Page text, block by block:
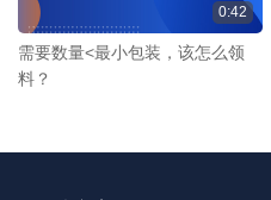
0:42
需要数量<最小包装，该怎么领
料？